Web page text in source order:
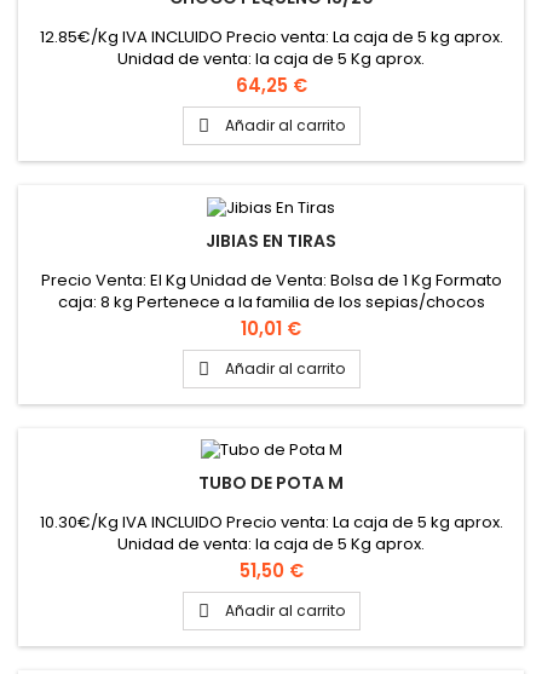
12.85€/Kg IVA INCLUIDO Precio venta: La caja de 5 kg aprox.
Unidad de venta: la caja de 5 Kg aprox.
Precio
64,25 €
 Añadir al carrito
JIBIAS EN TIRAS
Precio Venta: El Kg Unidad de Venta: Bolsa de 1 Kg Formato
caja: 8 kg Pertenece a la familia de los sepias/chocos
Precio
10,01 €
 Añadir al carrito
TUBO DE POTA M
10.30€/Kg IVA INCLUIDO Precio venta: La caja de 5 kg aprox.
Unidad de venta: la caja de 5 Kg aprox.
Precio
51,50 €
 Añadir al carrito